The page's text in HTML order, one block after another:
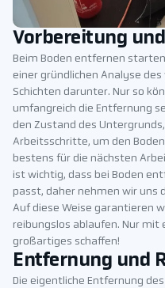
Vorbereitung
Beim Boden entfernen
einer gründlichen Analyse
Schichten darunter. Nur so
umfangreich die Entfernung
den Zustand des
Arbeitsschritte, um den
bestens für die nächsten
ist wichtig, dass bei Boden
passt, daher nehmen wir uns
Auf diese Weise garantieren
reibungslos ablaufen. Nur mit
großartiges schaffen!
Entfernung und
Die eigentliche Entfernung